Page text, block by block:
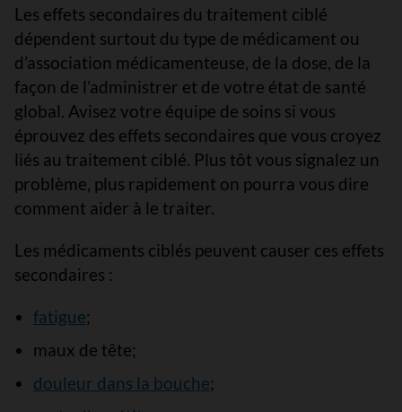
Les effets secondaires du traitement ciblé
dépendent surtout du type de médicament ou
d’association médicamenteuse, de la dose, de la
façon de l’administrer et de votre état de santé
global. Avisez votre équipe de soins si vous
éprouvez des effets secondaires que vous croyez
liés au traitement ciblé. Plus tôt vous signalez un
problème, plus rapidement on pourra vous dire
comment aider à le traiter.
Les médicaments ciblés peuvent causer ces effets
secondaires :
fatigue;
maux de tête;
douleur dans la bouche;